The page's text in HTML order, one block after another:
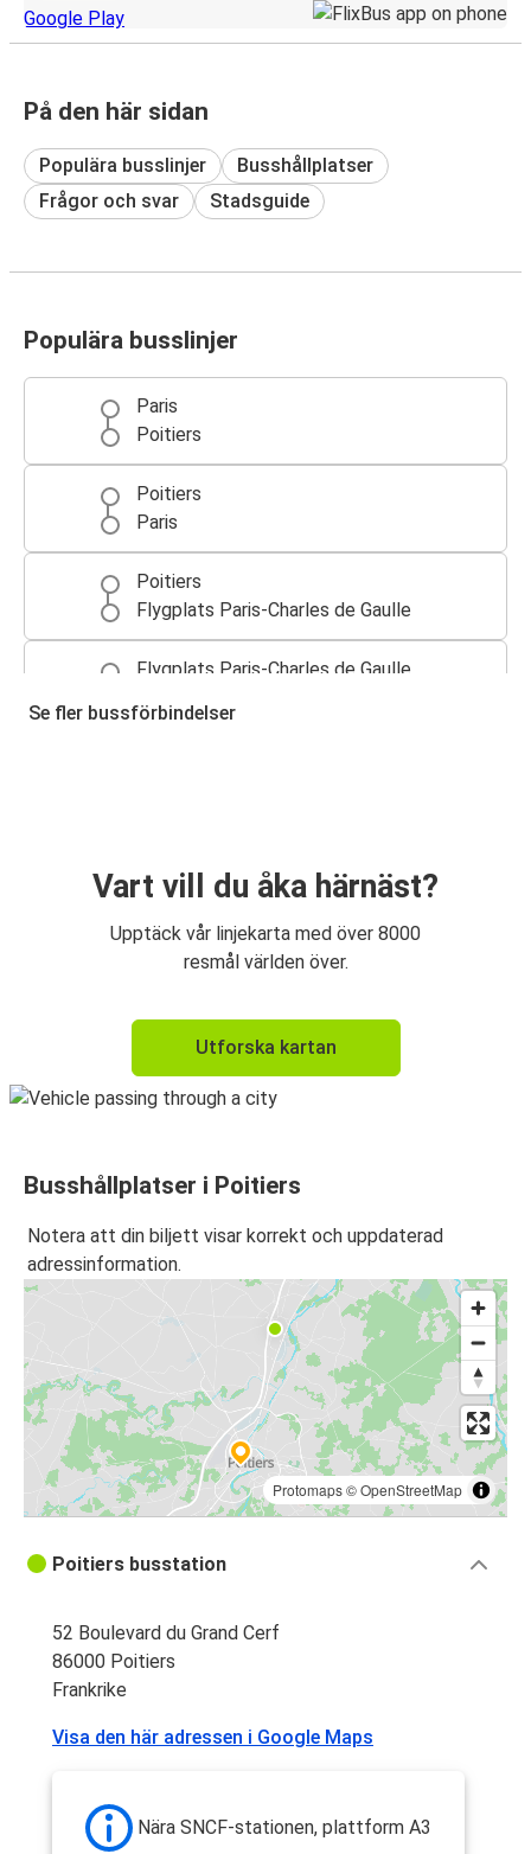
På den här sidan
Populära busslinjer
Busshållplatser
Frågor och svar
Stadsguide
Populära busslinjer
Paris
Poitiers
Poitiers
Paris
Poitiers
Flygplats Paris-Charles de Gaulle
Flygplats Paris-Charles de Gaulle
Rennes
Se fler bussförbindelser
Vart vill du åka härnäst?
Upptäck vår linjekarta med över 8000
resmål världen över.
Utforska kartan
Busshållplatser i Poitiers
Notera att din biljett visar korrekt och uppdaterad
adressinformation.
Protomaps©OpenStreetMap
Poitiers busstation
52 Boulevard du Grand Cerf
86000 Poitiers
Frankrike
Visa den här adressen i Google Maps
Nära SNCF-stationen, plattform A3